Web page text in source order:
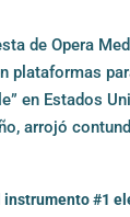
de Opera
plataformas
en Estados
arrojó
instrumento #1